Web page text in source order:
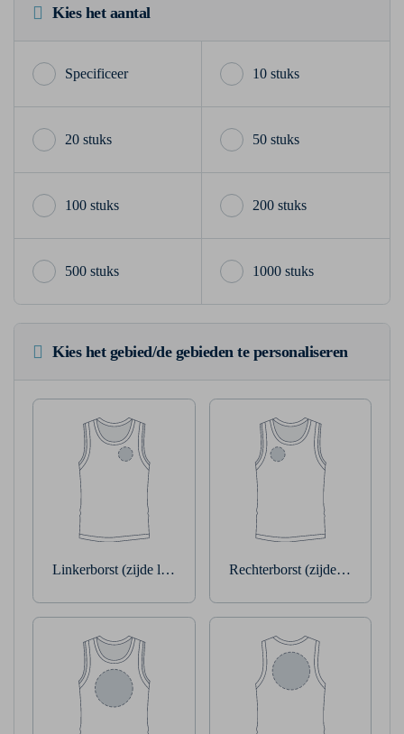
Kies het aantal
10 stuks
20 stuks 50 stuks
100 stuks 200 stuks
500 stuks 1000 stuks
Kies het gebied/de gebieden te personaliseren
Linkerborst (zijde linkerarm) Rechterborst (zijde